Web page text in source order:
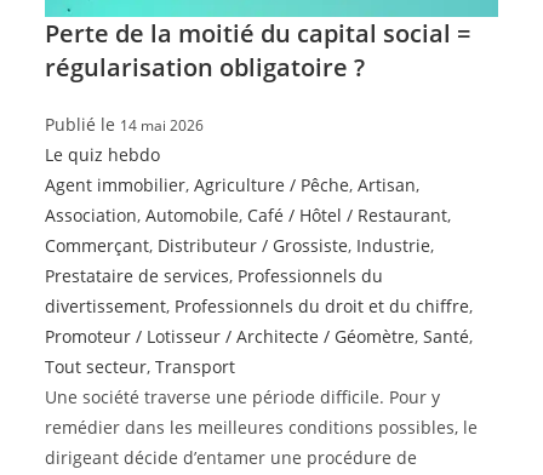
Perte de la moitié du capital social =
régularisation obligatoire ?
Publié le 14 mai 2026
Le quiz hebdo
Agent immobilier,Agriculture / Pêche,Artisan,
Association,Automobile, Café / Hôtel / Restaurant,
Commerçant, Distributeur / Grossiste, Industrie,
Prestataire de services, Professionnels du
divertissement, Professionnels du droit et du chiffre,
Promoteur / Lotisseur / Architecte / Géomètre,Santé,
Tout secteur,Transport
Une société traverse une période difficile. Pour y
remédier dans les meilleures conditions possibles, le
dirigeant décide d’entamer une procédure de